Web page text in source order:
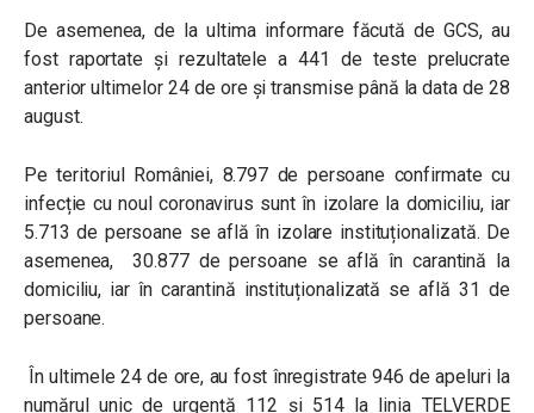
De asemenea, de la ultima informare făcută de GCS, au
fost raportate și rezultatele a 441 de teste prelucrate
anterior ultimelor 24 de ore și transmise până la data de 28
august.
Pe teritoriul României, 8.797 de persoane confirmate cu
infecție cu noul coronavirus sunt în izolare la domiciliu, iar
5.713 de persoane se află în izolare instituționalizată. De
asemenea, 30.877 de persoane se află în carantină la
domiciliu, iar în carantină instituționalizată se află 31 de
persoane.
În ultimele 24 de ore, au fost înregistrate 946 de apeluri la
numărul unic de urgență 112 și 514 la linia TELVERDE